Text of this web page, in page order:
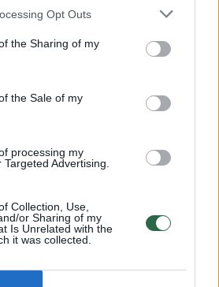
Opt Outs
the Sharing of my
the Sale of my
processing my
Advertising.
Collection, Use,
or Sharing of my
Is Unrelated with the
it was collected.
aukų skaičius išaugo iki šešių:
00:00:46
Jurbarke – pareigūno
Kalvarijoje žuvo 8-erių metų